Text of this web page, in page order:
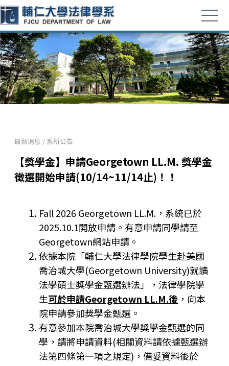
最新消息 / 系所公告
【獎學金】申請Georgetown LL.M. 獎學金
徵選開始申請(10/14~11/14止)！！
Fall 2026 Georgetown LL.M.，系統已於
2025.10.1開放申請。有意申請同學請至
Georgetown網站申請。
依據本院「輔仁大學法律學院學生赴美國
喬治城大學(Georgetown University)就讀
法學碩士獎學金甄選辦法」，法律學院學
生可於申請Georgetown LL.M.後 ，向本
院申請參加獎學金甄選。
有意參加本院喬治城大學獎學金甄選的同
學，請將申請資料(相關資料請依據甄選辦
法第四條第一項之規定)，備妥資料後於